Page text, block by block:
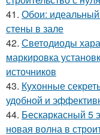
41. Обои:
стены в зале
42. Светодиоды
маркировка
источников
43. Кухонные
удобной и
44. Бескаркасный 5
новая волна в